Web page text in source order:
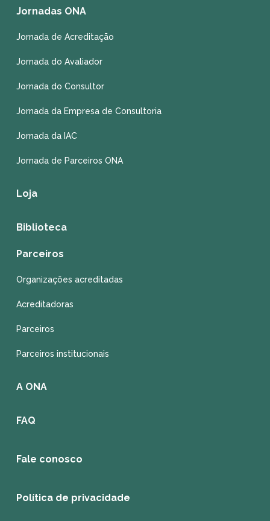
Jornadas ONA
Jornada de Acreditação
Jornada do Avaliador
Jornada do Consultor
Jornada da Empresa de Consultoria
Jornada da IAC
Jornada de Parceiros ONA
Loja
Biblioteca
Parceiros
Organizações acreditadas
Acreditadoras
Parceiros
Parceiros institucionais
A ONA
FAQ
Fale conosco
Política de privacidade